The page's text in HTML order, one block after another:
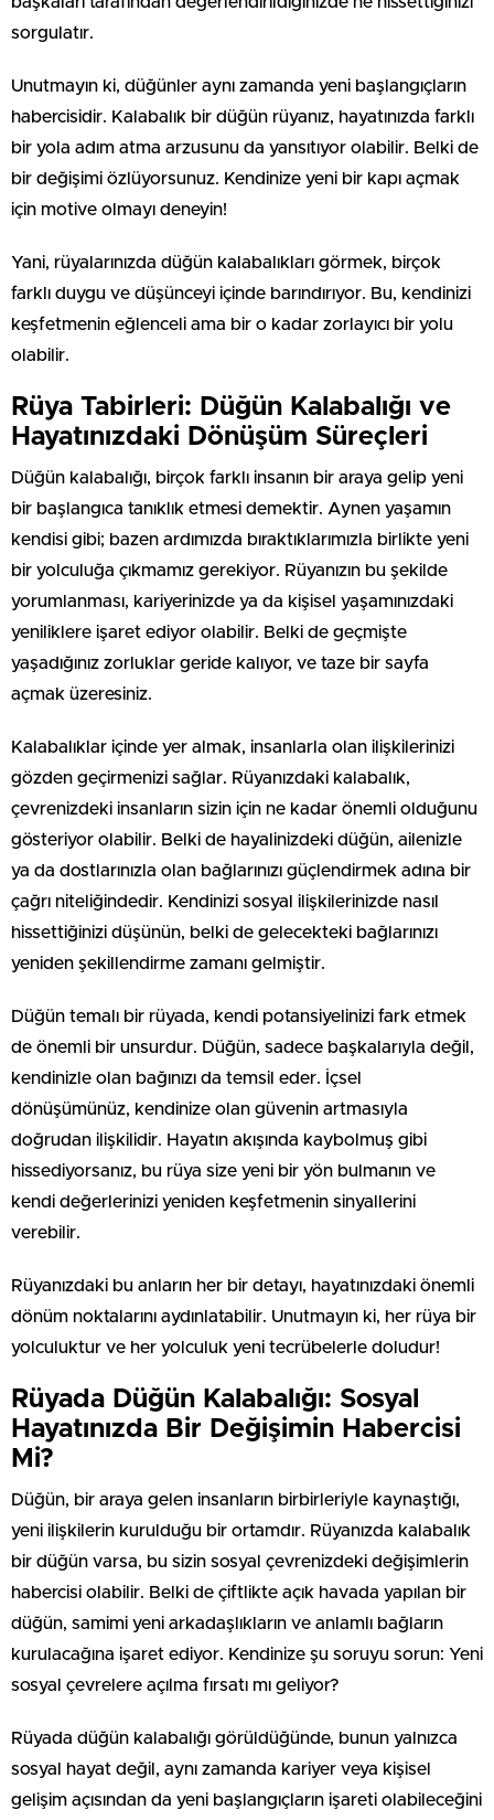
sorgulatır.
Unutmayın ki, düğünler aynı zamanda yeni başlangıçların
habercisidir. Kalabalık bir düğün rüyanız, hayatınızda farklı
bir yola adım atma arzusunu da yansıtıyor olabilir. Belki de
bir değişimi özlüyorsunuz. Kendinize yeni bir kapı açmak
için motive olmayı deneyin!
Yani, rüyalarınızda düğün kalabalıkları görmek, birçok
farklı duygu ve düşünceyi içinde barındırıyor. Bu, kendinizi
keşfetmenin eğlenceli ama bir o kadar zorlayıcı bir yolu
olabilir.
Rüya Tabirleri: Düğün Kalabalığı ve
Hayatınızdaki Dönüşüm Süreçleri
Düğün kalabalığı, birçok farklı insanın bir araya gelip yeni
bir başlangıca tanıklık etmesi demektir. Aynen yaşamın
kendisi gibi; bazen ardımızda bıraktıklarımızla birlikte yeni
bir yolculuğa çıkmamız gerekiyor. Rüyanızın bu şekilde
yorumlanması, kariyerinizde ya da kişisel yaşamınızdaki
yeniliklere işaret ediyor olabilir. Belki de geçmişte
yaşadığınız zorluklar geride kalıyor, ve taze bir sayfa
açmak üzeresiniz.
Kalabalıklar içinde yer almak, insanlarla olan ilişkilerinizi
gözden geçirmenizi sağlar. Rüyanızdaki kalabalık,
çevrenizdeki insanların sizin için ne kadar önemli olduğunu
gösteriyor olabilir. Belki de hayalinizdeki düğün, ailenizle
ya da dostlarınızla olan bağlarınızı güçlendirmek adına bir
çağrı niteliğindedir. Kendinizi sosyal ilişkilerinizde nasıl
hissettiğinizi düşünün, belki de gelecekteki bağlarınızı
yeniden şekillendirme zamanı gelmiştir.
Düğün temalı bir rüyada, kendi potansiyelinizi fark etmek
de önemli bir unsurdur. Düğün, sadece başkalarıyla değil,
kendinizle olan bağınızı da temsil eder. İçsel
dönüşümünüz, kendinize olan güvenin artmasıyla
doğrudan ilişkilidir. Hayatın akışında kaybolmuş gibi
hissediyorsanız, bu rüya size yeni bir yön bulmanın ve
kendi değerlerinizi yeniden keşfetmenin sinyallerini
verebilir.
Rüyanızdaki bu anların her bir detayı, hayatınızdaki önemli
dönüm noktalarını aydınlatabilir. Unutmayın ki, her rüya bir
yolculuktur ve her yolculuk yeni tecrübelerle doludur!
Rüyada Düğün Kalabalığı: Sosyal
Hayatınızda Bir Değişimin Habercisi
Mi?
Düğün, bir araya gelen insanların birbirleriyle kaynaştığı,
yeni ilişkilerin kurulduğu bir ortamdır. Rüyanızda kalabalık
bir düğün varsa, bu sizin sosyal çevrenizdeki değişimlerin
habercisi olabilir. Belki de çiftlikte açık havada yapılan bir
düğün, samimi yeni arkadaşlıkların ve anlamlı bağların
kurulacağına işaret ediyor. Kendinize şu soruyu sorun: Yeni
sosyal çevrelere açılma fırsatı mı geliyor?
Rüyada düğün kalabalığı görüldüğünde, bunun yalnızca
sosyal hayat değil, aynı zamanda kariyer veya kişisel
gelişim açısından da yeni başlangıçların işareti olabileceğini